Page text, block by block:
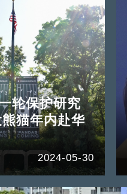
轮保护研究
猫年内赴华
2024-05-30